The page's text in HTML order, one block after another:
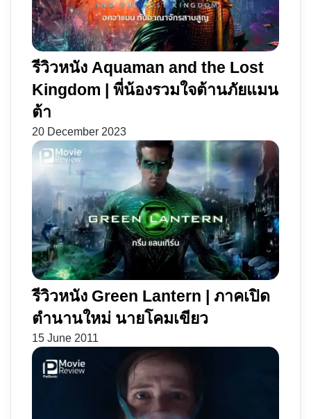
รีวิวหนัง Aquaman and the Lost
Kingdom | พี่น้องรวมใจต้านภัยแมน
ต้า
20 December 2023
รีวิวหนัง Green Lantern | ภาคเปิด
ตำนานใหม่ นายโคมเขียว
15 June 2011